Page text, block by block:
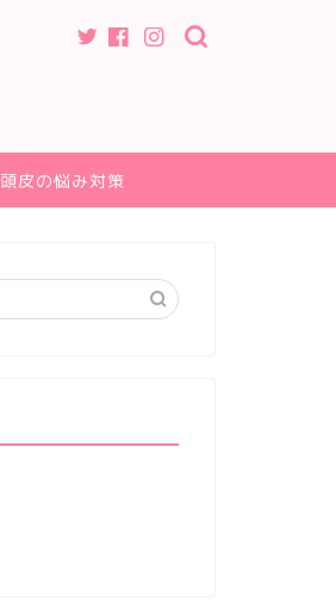
頭皮の悩み対策